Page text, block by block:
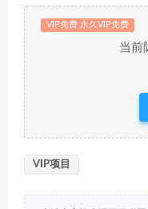
VIP免费 永久VIP免费
当前
VIP项目